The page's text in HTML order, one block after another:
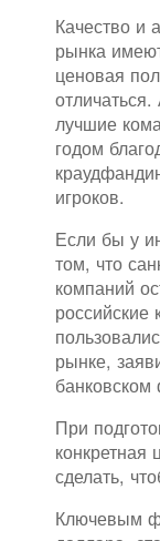
Качество и
рынка
ценовая
лучшие
годом
игроков.
Если бы у
том, что
компаний
российские
рынке,
При
конкретная
сделать,
Ключевым